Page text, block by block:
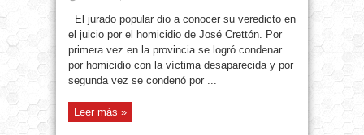
El jurado popular dio a conocer su veredicto en
el juicio por el homicidio de José Crettón. Por
primera vez en la provincia se logró condenar
por homicidio con la víctima desaparecida y por
segunda vez se condenó por ...
Leer más »